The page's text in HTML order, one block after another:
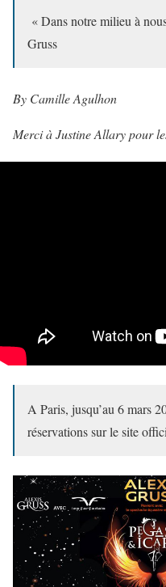
« Dans notre milieu à
Gruss
By Camille Agulhon
Merci à Justine Allary pour
A Paris, jusqu’au 6 mars
réservations sur le site